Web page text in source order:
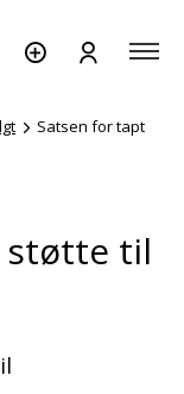
Satsen for tapt
til